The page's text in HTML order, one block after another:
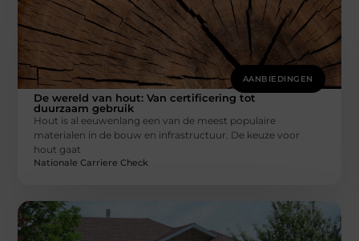
AANBIEDINGEN
De wereld van hout: Van certificering tot
duurzaam gebruik
Hout is al eeuwenlang een van de meest populaire
materialen in de bouw en infrastructuur. De keuze voor
hout gaat
Nationale Carriere Check